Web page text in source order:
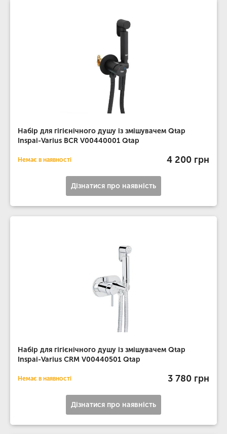
Набір для гігієнічного душу із змішувачем Qtap
Inspai-Varius BCR V00440001 Qtap
Немає в наявності 4 200 грн
Дізнатися про наявність
Набір для гігієнічного душу із змішувачем Qtap
Inspai-Varius CRM V00440501 Qtap
Немає в наявності 3 780 грн
Дізнатися про наявність